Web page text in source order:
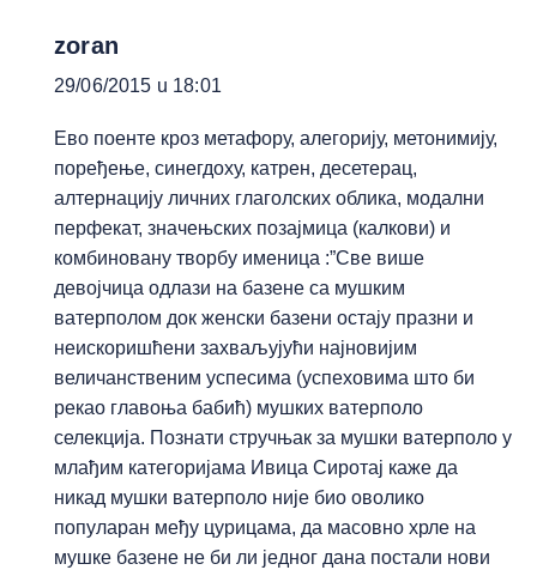
zoran
29/06/2015 u 18:01
Ево поенте кроз метафору, алегорију, метонимију,
поређење, синегдоху, катрен, десетерац,
алтернацију личних глаголских облика, модални
перфекат, значењских позајмица (калкови) и
комбиновану творбу именица :”Све више
девојчица одлази на базене са мушким
ватерполом док женски базени остају празни и
неискоришћени захваљујући најновијим
величанственим успесима (успеховима што би
рекао главоња бабић) мушких ватерполо
селекција. Познати стручњак за мушки ватерполо у
млађим категоријама Ивица Сиротај каже да
никад мушки ватерполо није био оволико
популаран међу цурицама, да масовно хрле на
мушке базене не би ли једног дана постали нови